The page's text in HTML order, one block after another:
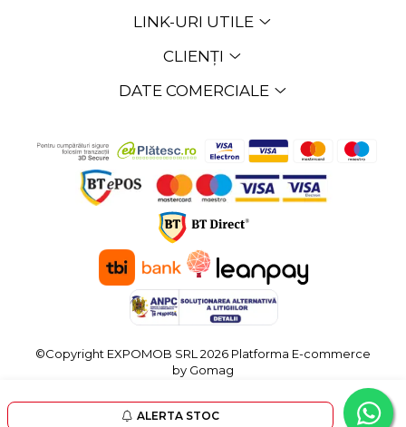
ALERTA STOC
LINK-URI UTILE
CLIENȚI
DATE COMERCIALE
©Copyright EXPOMOB SRL 2026 Platforma E-commerce
by Gomag